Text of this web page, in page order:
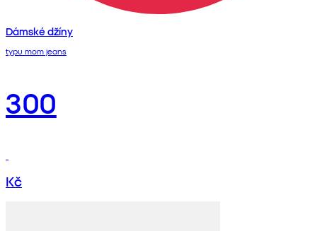
Dámské džíny
typu mom jeans
300
Kč